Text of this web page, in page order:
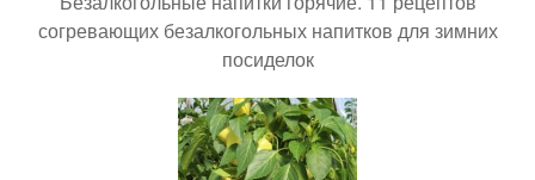
согревающих безалкогольных напитков для зимних
посиделок